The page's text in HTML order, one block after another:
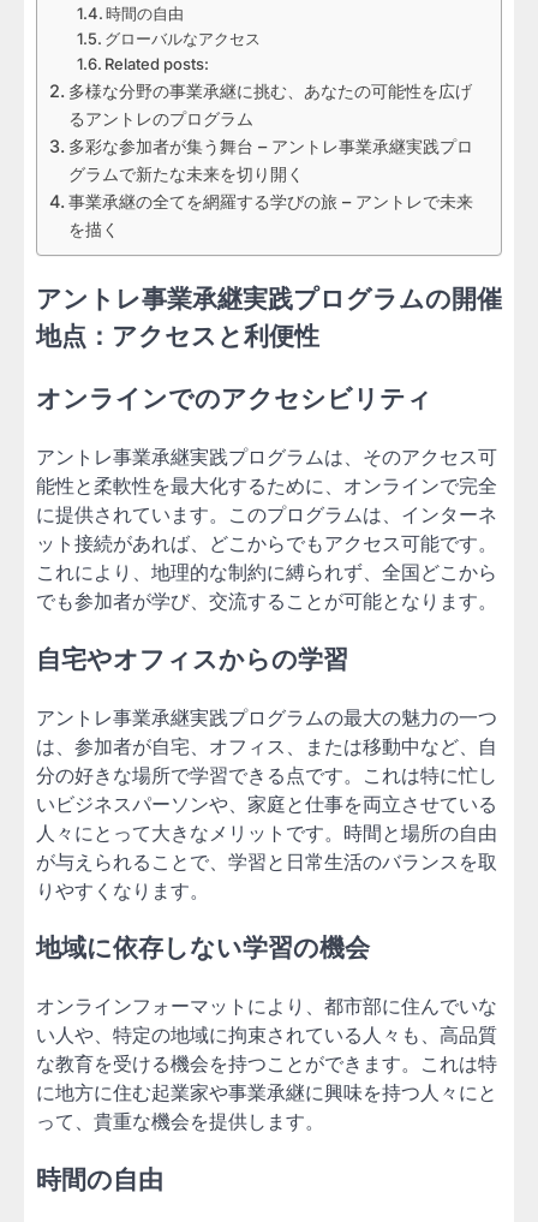
時間の自由
グローバルなアクセス
Related posts:
多様な分野の事業承継に挑む、あなたの可能性を広げ
るアントレのプログラム
多彩な参加者が集う舞台 – アントレ事業承継実践プロ
グラムで新たな未来を切り開く
事業承継の全てを網羅する学びの旅 – アントレで未来
を描く
アントレ事業承継実践プログラムの開催
地点：アクセスと利便性
オンラインでのアクセシビリティ
アントレ事業承継実践プログラムは、そのアクセス可
能性と柔軟性を最大化するために、オンラインで完全
に提供されています。このプログラムは、インターネ
ット接続があれば、どこからでもアクセス可能です。
これにより、地理的な制約に縛られず、全国どこから
でも参加者が学び、交流することが可能となります。
自宅やオフィスからの学習
アントレ事業承継実践プログラムの最大の魅力の一つ
は、参加者が自宅、オフィス、または移動中など、自
分の好きな場所で学習できる点です。これは特に忙し
いビジネスパーソンや、家庭と仕事を両立させている
人々にとって大きなメリットです。時間と場所の自由
が与えられることで、学習と日常生活のバランスを取
りやすくなります。
地域に依存しない学習の機会
オンラインフォーマットにより、都市部に住んでいな
い人や、特定の地域に拘束されている人々も、高品質
な教育を受ける機会を持つことができます。これは特
に地方に住む起業家や事業承継に興味を持つ人々にと
って、貴重な機会を提供します。
時間の自由